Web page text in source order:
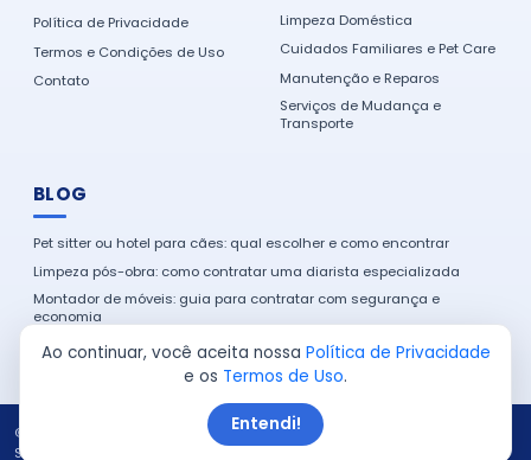
Política de Privacidade
Termos e Condições de Uso
Contato
Limpeza Doméstica
Cuidados Familiares e Pet Care
Manutenção e Reparos
Serviços de Mudança e
Transporte
BLOG
Pet sitter ou hotel para cães: qual escolher e como encontrar
Limpeza pós-obra: como contratar uma diarista especializada
Montador de móveis: guia para contratar com segurança e
economia
Como encontrar um eletricista de confiança na sua cidade
© 2026 Serviço em Casa. Todos os direitos reservados.
Site produzido por:
Ao continuar, você aceita nossa Política de Privacidade
e os Termos de Uso.
Entendi!